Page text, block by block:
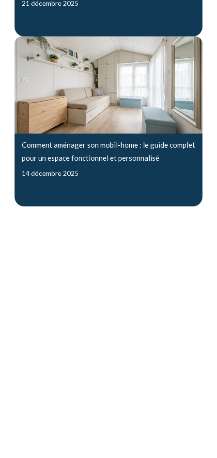
21 décembre 2025
Comment aménager son mobil-home : le guide complet
pour un espace fonctionnel et personnalisé
14 décembre 2025